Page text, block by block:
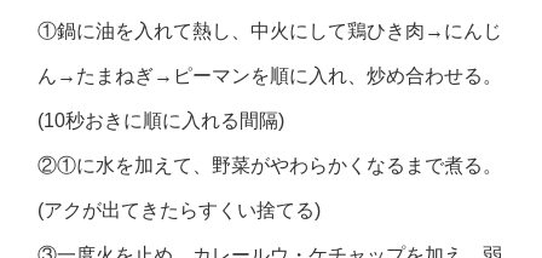
①鍋に油を入れて熱し、中火にして鶏ひき肉→にんじ
ん→たまねぎ→ピーマンを順に入れ、炒め合わせる。
(10秒おきに順に入れる間隔)
②①に水を加えて、野菜がやわらかくなるまで煮る。
(アクが出てきたらすくい捨てる)